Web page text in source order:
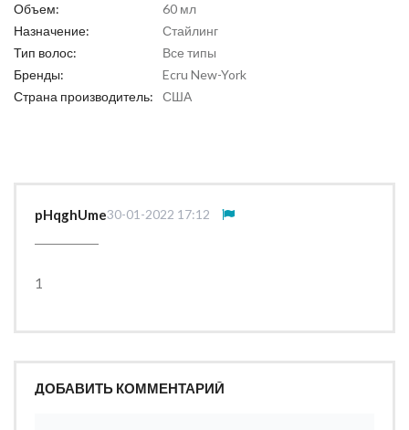
Объем:
60 мл
Назначение:
Стайлинг
Тип волос:
Все типы
Бренды:
Ecru New-York
Страна производитель:
США
pHqghUme30-01-2022 17:12
1
ДОБАВИТЬ КОММЕНТАРИЙ